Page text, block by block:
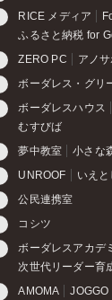
RICE メディア
ふるさと納税 for
ZERO PC アノ
ボーダレス・グリ
ボーダレスハウス
むすびば
夢中教室 小さな
UNROOF いえと
公民連携室
コシツ
ボーダレスアカデ
次世代リーダー育
AMOMA JOGGO